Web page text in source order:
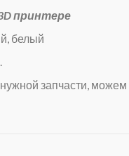
принтере
белый
запчасти, можем